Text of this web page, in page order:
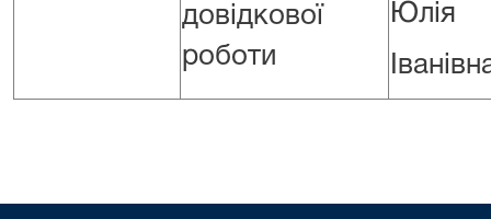
довідкової
роботи
Юлія